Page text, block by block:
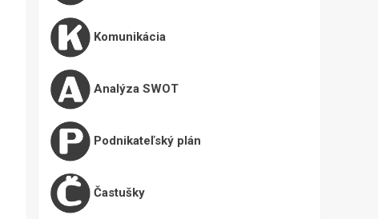
Komunikácia
Analýza SWOT
Podnikateľský plán
Častušky